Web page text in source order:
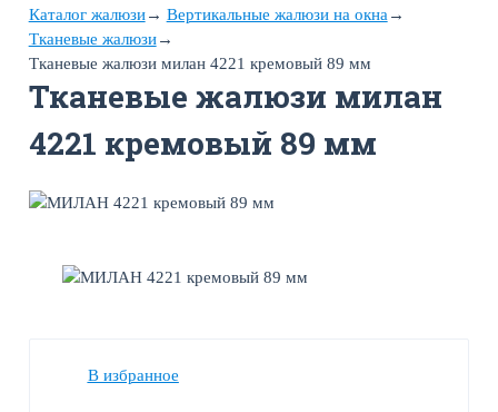
Каталог жалюзи→ Вертикальные жалюзи на окна →
Тканевые жалюзи→
Тканевые жалюзи милан 4221 кремовый 89 мм
Тканевые жалюзи милан
4221 кремовый 89 мм
В избранное